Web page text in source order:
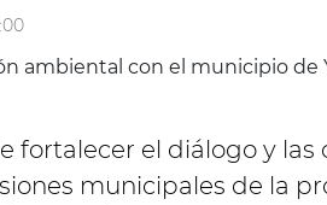
fortalecer el diálogo y las
municipales de la